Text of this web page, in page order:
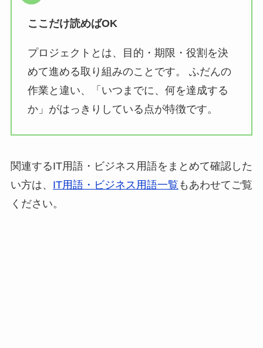
ここだけ読めばOK
プロジェクトとは、目的・期限・役割を決
めて進める取り組みのことです。 ふだんの
作業と違い、「いつまでに、何を達成する
か」がはっきりしている点が特徴です。
関連するIT用語・ビジネス用語をまとめて確認した
い方は、 IT用語・ビジネス用語一覧 もあわせてご覧
ください。